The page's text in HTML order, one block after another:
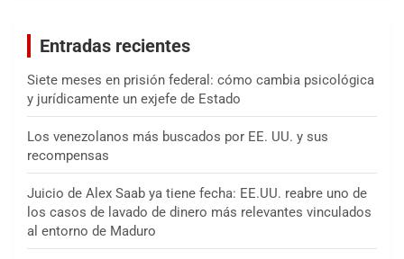
Entradas recientes
Siete meses en prisión federal: cómo cambia psicológica
y jurídicamente un exjefe de Estado
Los venezolanos más buscados por EE. UU. y sus
recompensas
Juicio de Alex Saab ya tiene fecha: EE.UU. reabre uno de
los casos de lavado de dinero más relevantes vinculados
al entorno de Maduro